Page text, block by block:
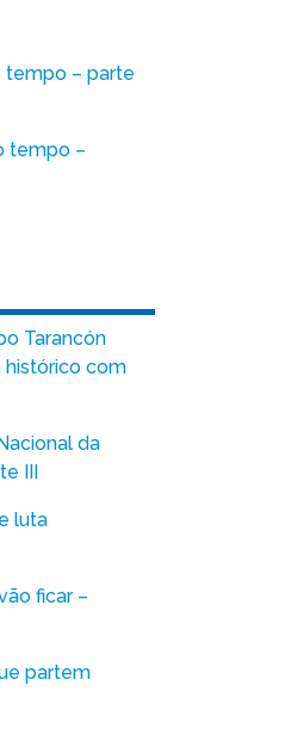
tempo – parte
tempo –
Tarancón
histórico com
da
III
luta
ficar –
partem